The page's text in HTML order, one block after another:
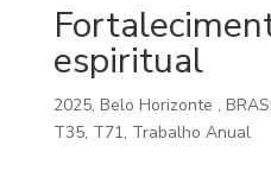
espiritual
2025, Belo Horizonte ,
T35, T71, Trabalho Anual